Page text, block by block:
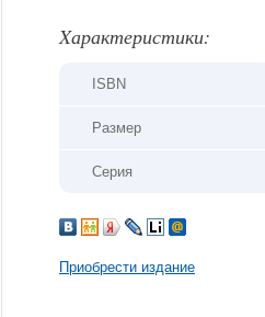
Xарактеристики:
ISBN
Размер
Серия
Приобрести издание